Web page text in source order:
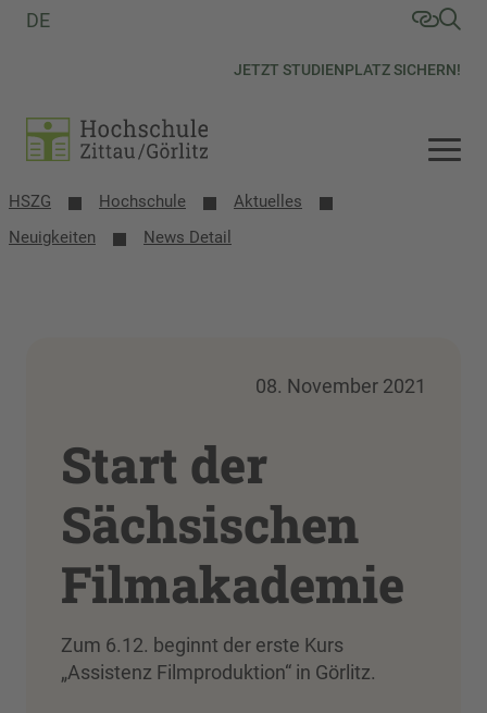
JETZT STUDIENPLATZ SICHERN!
DE
HSZG Hochschule
Aktuelles
Neuigkeiten
News Detail
08. November 2021
Start der
Sächsischen
Filmakademie
Zum 6.12. beginnt der erste Kurs
„Assistenz Filmproduktion“ in Görlitz.